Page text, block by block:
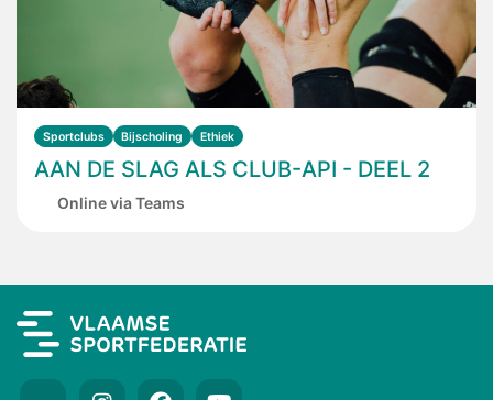
Sportclubs Bijscholing Ethiek
AAN DE SLAG ALS CLUB-API - DEEL 2
Online via Teams